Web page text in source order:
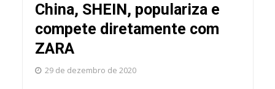
China, SHEIN, populariza e
compete diretamente com
ZARA
29 de dezembro de 2020